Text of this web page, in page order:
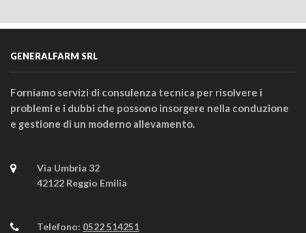
GENERALFARM SRL
Forniamo servizi di consulenza tecnica per risolvere i
problemi e i dubbi che possono insorgere nella conduzione
e gestione di un moderno allevamento.
Via Umbria 32
42122 Reggio Emilia
Telefono: 0522 514251